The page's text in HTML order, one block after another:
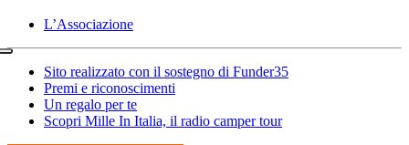
L’Associazione
Sito realizzato con il sostegno di Funder35
Premi e riconoscimenti
Un regalo per te
Scopri Mille In Italia, il radio camper tour